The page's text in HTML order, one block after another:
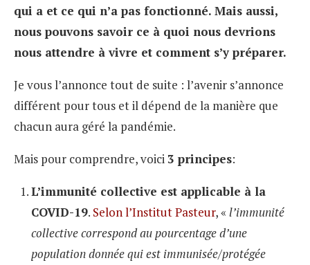
qui a et ce qui n’a pas fonctionné. Mais aussi,
nous pouvons savoir ce à quoi nous devrions
nous attendre à vivre et comment s’y préparer.
Je vous l’annonce tout de suite : l’avenir s’annonce
différent pour tous et il dépend de la manière que
chacun aura géré la pandémie.
Mais pour comprendre, voici3 principes:
L’immunité collective est applicable à la
COVID-19. Selon l’Institut Pasteur, « l’immunité
collective correspond au pourcentage d’une
population donnée qui est immunisée/protégée